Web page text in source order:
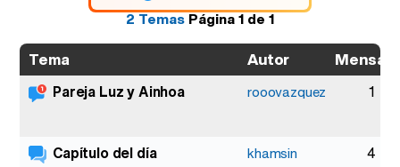
2 TemasPágina1de1
Tema Autor
Pareja Luz y Ainhoa rooovazquez 1
Capítulo del día khamsin 4